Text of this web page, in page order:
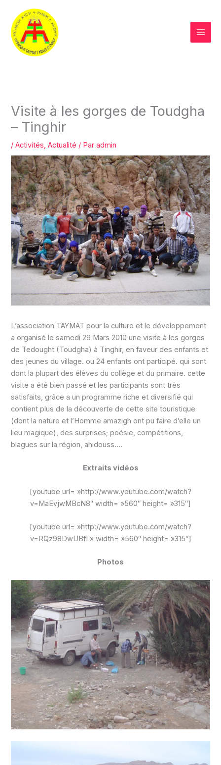
contenu
Visite à les gorges de Toudgha
– Tinghir
/Activités,Actualité / Paradmin
L’association TAYMAT pour la culture et le développement
a organisé le samedi 29 Mars 2010 une visite à les gorges
de Tedought (Toudgha) à Tinghir, en faveur des enfants et
des jeunes du village. ou 24 enfants ont participé. qui sont
dont la plupart des élèves du collège et du primaire. cette
visite a été bien passé et les participants sont très
satisfaits, grâce a un programme riche et diversifié qui
contient plus de la découverte de cette site touristique
(dont la nature et l’Homme amazigh ont pu faire d’elle un
lieu magique), des surprises; poésie, compétitions,
blagues sur la région, ahidouss….
Extraits vidéos
[youtube url= »http://www.youtube.com/watch?
v=MaEvjwMBcN8″ width= »560″ height= »315″]
[youtube url= »http://www.youtube.com/watch?
v=RQz98DwUBfI » width= »560″ height= »315″]
Photos